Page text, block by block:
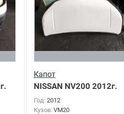
Капот
NISSAN NV200 2012г.
Год: 2012
Кузов: VM20